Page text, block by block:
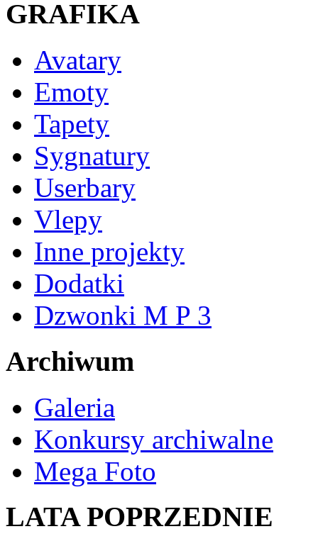
GRAFIKA
Avatary
Emoty
Tapety
Sygnatury
Userbary
Vlepy
Inne projekty
Dodatki
Dzwonki M P 3
Archiwum
Galeria
Konkursy archiwalne
Mega Foto
LATA POPRZEDNIE